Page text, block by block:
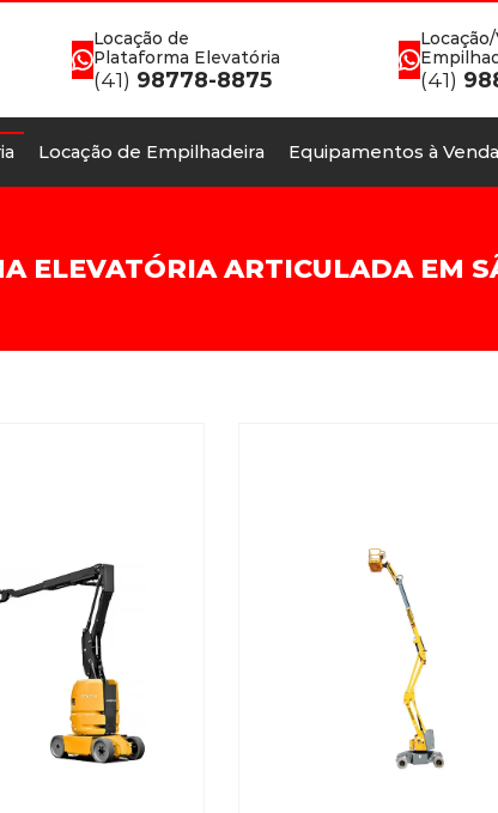
Locação de
Plataforma Elevatória
(41) 98778-8875 (41)
Locação de Empilhadeira Equipamentos à Venda
ELEVATÓRIA ARTICULADA EM